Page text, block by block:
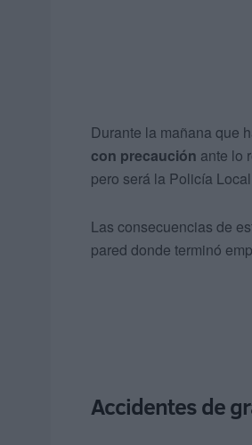
Durante la mañana que
con precaución ante lo
pero será la Policía
Las consecuencias de
pared donde terminó
Accidentes de